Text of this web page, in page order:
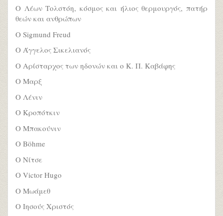
Ο Λέων Τολστόη, κόσμος και ήλιος θερμουργός, πατήρ
θεών και ανθρώπων
Ο Sigmund Freud
Ο Άγγελος Σικελιανός
Ο Αρίσταρχος των ηδονών και ο Κ. Π. Καβάφης
Ο Μαρξ
Ο Λένιν
Ο Κροπότκιν
Ο Μπακούνιν
Ο Böhme
Ο Νίτσε
Ο Victor Hugo
Ο Μωάμεθ
Ο Ιησούς Χριστός